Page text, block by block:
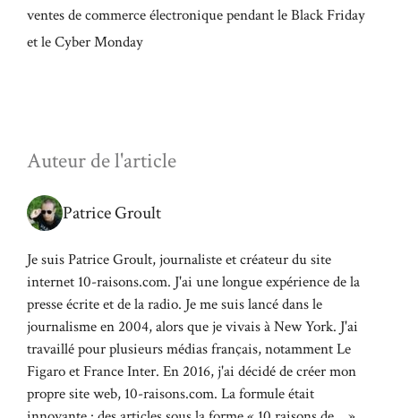
ventes de commerce électronique pendant le Black Friday
et le Cyber Monday
Auteur de l'article
Patrice Groult
Je suis Patrice Groult, journaliste et créateur du site
internet 10-raisons.com. J'ai une longue expérience de la
presse écrite et de la radio. Je me suis lancé dans le
journalisme en 2004, alors que je vivais à New York. J'ai
travaillé pour plusieurs médias français, notamment Le
Figaro et France Inter. En 2016, j'ai décidé de créer mon
propre site web, 10-raisons.com. La formule était